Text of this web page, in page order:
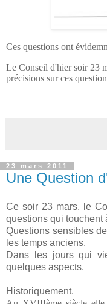
Ces questions ont
Le Conseil d'hier soir 23
précisions sur ces
23 mars 2011
Une Question
Ce soir 23 mars, le
questions qui touchent
Questions sensibles
les temps anciens.
Dans les jours qui
quelques aspects.
Historiquement.